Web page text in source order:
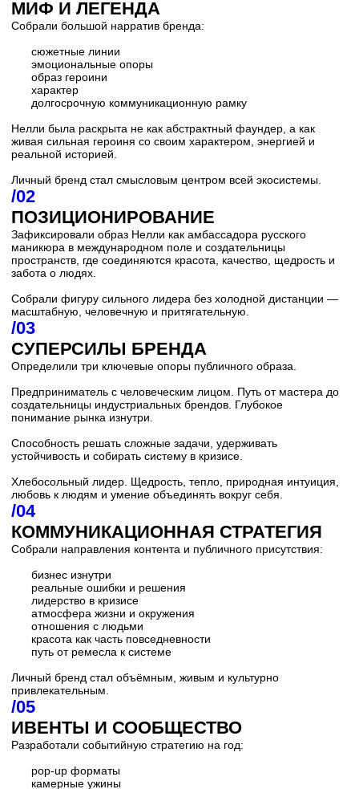
ИВЕНТЫ И СООБЩЕСТВО
Разработали событийную стратегию на год:
арт-события
закрытые встречи
комьюнити-мероприятия
Каждое событие работало сразу на PR, продажи и вовлечение
аудитории.
КОЛЛАБОРАЦИИ И АМБАССАДОРЫ
Собрали модель роста через живых носителей бренда:
список амбассадоров
выход в fashion, art и lifestyle
расширение влияния за пределы nail-индустрии
/07
ВИЗУАЛЬНАЯ И PR-СИСТЕМА
Заложили основу постоянного информационного поля:
PR-стратегия
инфоповоды
медийные интеграции
спецпроекты
нестандартные публичные ходы
РЕЗУЛЬТАТ
Собрали целостную модель курорта с понятной
аудиторией и сценариями использования.
Упаковали понятную структуру входа, роста и доходности.
продуктовым мышлением.
Настоящий личный бренд рождается из силы
характера, пройденного пути и способности
объединять вокруг себя людей, красоту и рост.
Проект стал не просто упаковкой личного
бренда, а созданием фигуры влияния,
способной вести за собой рынок, сообщество и